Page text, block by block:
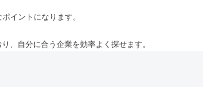
イントになります。
、自分に合う企業を効率よく探せます。